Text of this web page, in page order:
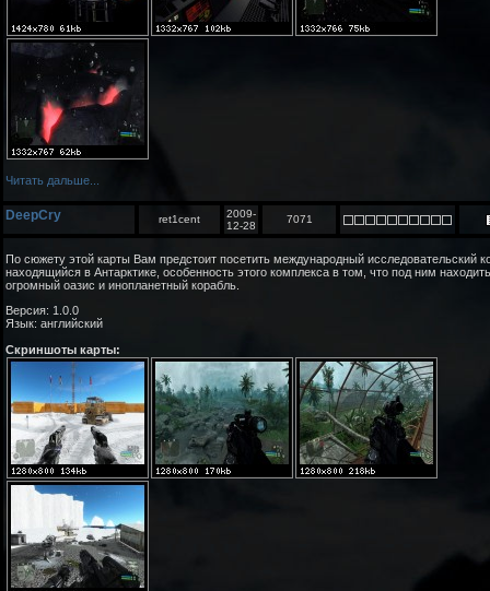
Читать дальше...
DeepCry ret1cent
2009-
12-28
7071
По сюжету этой карты Вам предстоит посетить международный исследовательский
находящийся в Антарктике, особенность этого комплекса в том, что под ним
огромный оазис и инопланетный корабль.
Версия: 1.0.0
Язык: английский
Скриншоты карты: